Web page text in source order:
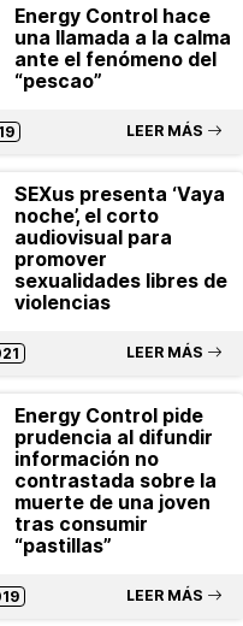
Energy Control hace
una llamada a la calma
ante el fenómeno del
“pescao”
LEER MÁS
SEXus presenta ‘Vaya
noche’, el corto
audiovisual para
promover
sexualidades libres de
violencias
LEER MÁS
Energy Control pide
prudencia al difundir
información no
contrastada sobre la
muerte de una joven
tras consumir
“pastillas”
LEER MÁS